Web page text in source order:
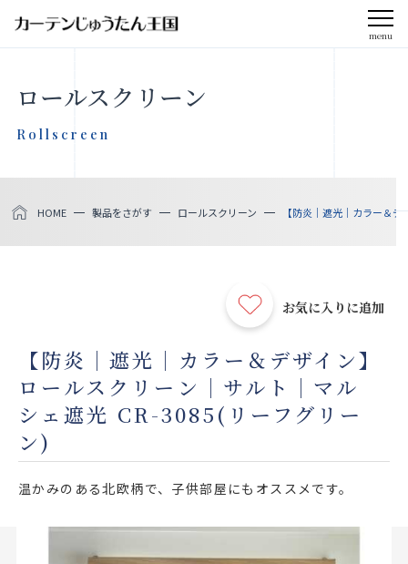
menu
会社案内
お知らせ
製品をさがす
店舗をさがす
私たちのこだわり
ロールスクリーン
Rollscreen
HOME 製品をさがす ロールスクリーン 【防炎｜遮光｜カラー＆
お気に入りに追加
【防炎｜遮光｜カラー＆デザイン】
ロールスクリーン｜サルト｜マル
シェ遮光 CR-3085(リーフグリー
ン)
温かみのある北欧柄で、子供部屋にもオススメです。